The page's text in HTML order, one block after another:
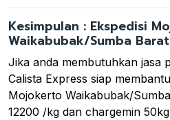
Kesimpulan : Ekspedisi
Waikabubak/Sumba Barat
Jika anda membutuhkan jasa
Calista Express siap
Mojokerto Waikabubak/
12200 /kg dan chargemin